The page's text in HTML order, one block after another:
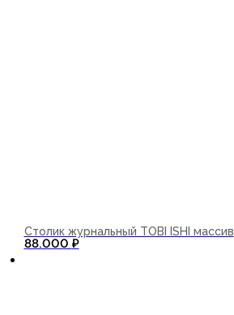
Столик журнальный TOBI ISHI массив
88.000 ₽